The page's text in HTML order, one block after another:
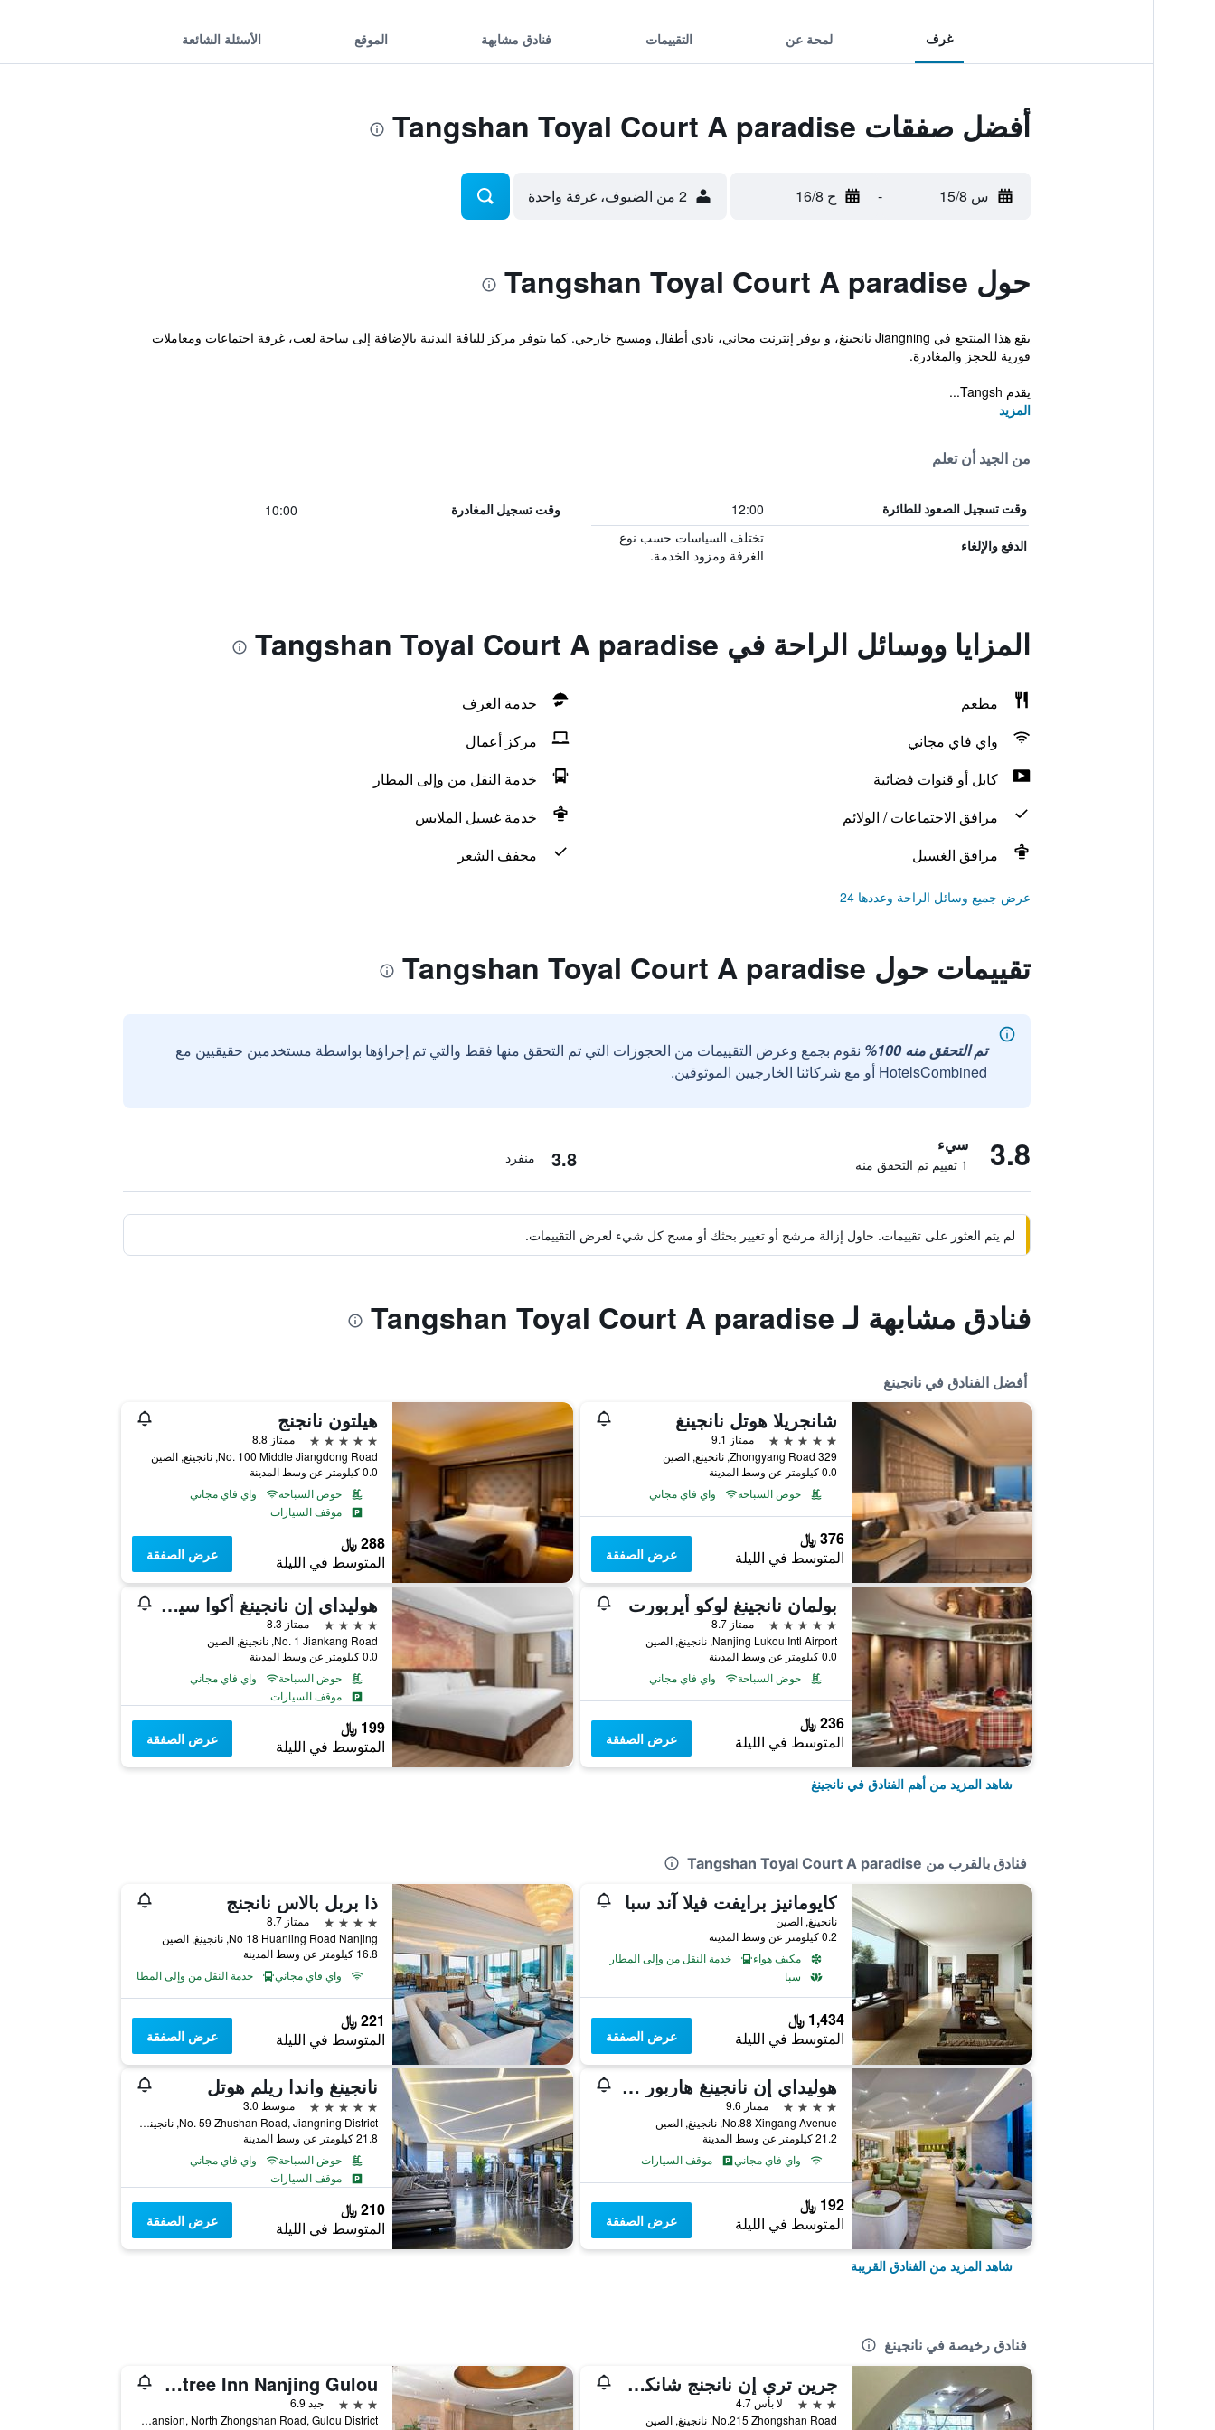
غرف لمحة عن التقييمات فنادق مشابهة الموقع الأسئلة الشائعة
أفضل صفقات Tangshan Toyal Court A paradise
س 15/8 - ح 16/8 2 من الضيوف، غرفة واحدة
حول Tangshan Toyal Court A paradise
يقع هذا المنتجع في Jiangning نانجينغ، و يوفر إنترنت مجاني، نادي أطفال ومسبح خارجي. كما يتوفر مركز للياقة البدنية بالإضافة إلى ساحة لعب، غرفة اجتماعات ومعاملات
فورية للحجز والمغادرة.
يقدم Tangsh...
المزيد
من الجيد أن تعلم
وقت تسجيل الصعود للطائرة 12:00 وقت تسجيل المغادرة 10:00
الدفع والإلغاء
تختلف السياسات حسب نوع
الغرفة ومزود الخدمة.
المزايا ووسائل الراحة في Tangshan Toyal Court A paradise
مطعم
خدمة الغرف
واي فاي مجاني
مركز أعمال
كابل أو قنوات فضائية
خدمة النقل من وإلى المطار
مرافق الاجتماعات / الولائم
خدمة غسيل الملابس
مرافق الغسيل
مجفف الشعر
عرض جميع وسائل الراحة وعددها 24
تقييمات حول Tangshan Toyal Court A paradise
تم التحقق منه 100%
نقوم بجمع وعرض التقييمات من الحجوزات التي تم التحقق منها فقط والتي تم إجراؤها بواسطة مستخدمين حقيقيين مع
HotelsCombined أو مع شركائنا الخارجيين الموثوقين.
3.8 سيء
1 تقييم تم التحقق منه 3.8 منفرد
لم يتم العثور على تقييمات. حاول إزالة مرشح أو تغيير بحثك أو مسح كل شيء لعرض التقييمات.
فنادق مشابهة لـ Tangshan Toyal Court A paradise
أفضل الفنادق في نانجينغ
شانجريلا هوتل نانجينغ
5 نجوم
ممتاز 9.1
329 Zhongyang Road, نانجينغ, الصين
0.0 كيلومتر عن وسط المدينة
حوض السباحة
واي فاي مجاني
376 ﷼
المتوسط في الليلة عرض الصفقة
هيلتون نانجنج
5 نجوم
ممتاز 8.8
No. 100 Middle Jiangdong Road, نانجينغ, الصين
0.0 كيلومتر عن وسط المدينة
حوض السباحة
واي فاي مجاني
موقف السيارات
288 ﷼
المتوسط في الليلة عرض الصفقة
بولمان نانجينغ لوكو أيربورت
5 نجوم
ممتاز 8.7
Nanjing Lukou Intl Airport, نانجينغ, الصين
0.0 كيلومتر عن وسط المدينة
حوض السباحة
واي فاي مجاني
236 ﷼
المتوسط في الليلة عرض الصفقة
هوليداي إن نانجينغ أكوا سيتي باي آيتش جي
4 نجوم
ممتاز 8.3
No. 1 Jiankang Road, نانجينغ, الصين
0.0 كيلومتر عن وسط المدينة
حوض السباحة
واي فاي مجاني
موقف السيارات
199 ﷼
المتوسط في الليلة عرض الصفقة
شاهد المزيد من أهم الفنادق في نانجينغ
فنادق بالقرب من Tangshan Toyal Court A paradise
كايومانيز برايفت فيلا آند سبا
نانجينغ, الصين
0.2 كيلومتر عن وسط المدينة
مكيف هواء
خدمة النقل من وإلى المطار
سبا
1,434 ﷼
المتوسط في الليلة عرض الصفقة
ذا بربل بالاس نانجنج
4 نجوم
ممتاز 8.7
No 18 Huanling Road Nanjing, نانجينغ, الصين
16.8 كيلومتر عن وسط المدينة
واي فاي مجاني
خدمة النقل من وإلى المطار
221 ﷼
المتوسط في الليلة عرض الصفقة
هوليداي إن نانجينغ هاربور باي آيتش جي
4 نجوم
ممتاز 9.6
No.88 Xingang Avenue, نانجينغ, الصين
21.2 كيلومتر عن وسط المدينة
واي فاي مجاني
موقف السيارات
192 ﷼
المتوسط في الليلة عرض الصفقة
نانجينغ واندا ريلم هوتل
5 نجوم
متوسط 3.0
No. 59 Zhushan Road, Jiangning District, نانجينغ, الصين
21.8 كيلومتر عن وسط المدينة
حوض السباحة
واي فاي مجاني
موقف السيارات
210 ﷼
المتوسط في الليلة عرض الصفقة
شاهد المزيد من الفنادق القريبة
فنادق رخيصة في نانجينغ
جرين تري إن نانجنج شانكسي رود كلوث سيتي هوتل
3 نجوم
لا بأس 4.7
No.215 Zhongshan Road, نانجينغ, الصين
Greentree Inn Nanjing Gulou
3 نجوم
جيد 6.9
No.49, Machinery Mansion, North Zhongshan Road, Gulou District, نانجينغ, الصين